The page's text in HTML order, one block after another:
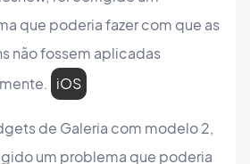
que poderia fazer com que as
não fossem aplicadas
iOS
de Galeria com modelo 2,
um problema que poderia